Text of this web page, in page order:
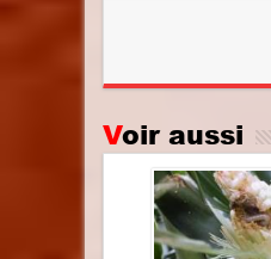
Voir aussi